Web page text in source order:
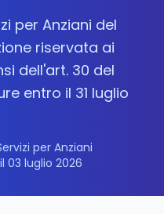
per Anziani del
riservata ai
dell'art. 30 del
entro il 31 luglio
per Anziani
03 luglio 2026